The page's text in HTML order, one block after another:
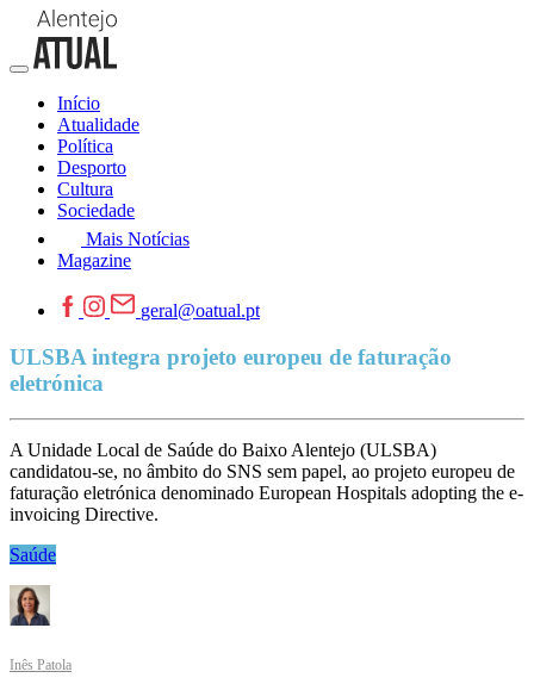
Início
Atualidade
Política
Desporto
Cultura
Sociedade
Mais Notícias
Magazine
geral@oatual.pt
ULSBA integra projeto europeu de faturação
eletrónica
A Unidade Local de Saúde do Baixo Alentejo (ULSBA)
candidatou-se, no âmbito do SNS sem papel, ao projeto europeu de
faturação eletrónica denominado European Hospitals adopting the e-
invoicing Directive.
Saúde
Inês Patola